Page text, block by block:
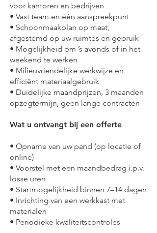
voor kantoren en bedrijven
• Vast team en één aanspreekpunt
• Schoonmaakplan op maat,
afgestemd op uw ruimtes en gebruik
• Mogelijkheid om ’s avonds of in het
weekend te werken
• Milieuvriendelijke werkwijze en
efficiënt materiaalgebruik
• Duidelijke maandprijzen, 3 maanden
opzegtermijn, geen lange contracten
Wat u ontvangt bij een offerte
• Opname van uw pand (op locatie of
online)
• Voorstel met een maandbedrag i.p.v.
losse uren
• Startmogelijkheid binnen 7–14 dagen
• Inrichting van een werkkast met
materialen
• Periodieke kwaliteitscontroles